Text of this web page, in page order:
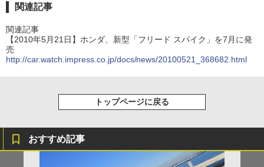
関連記事
関連記事
【2010年5月21日】ホンダ、新型「フリード スパイク」を7月に発
売
http://car.watch.impress.co.jp/docs/news/20100521_368682.html
トップページに戻る
おすすめ記事